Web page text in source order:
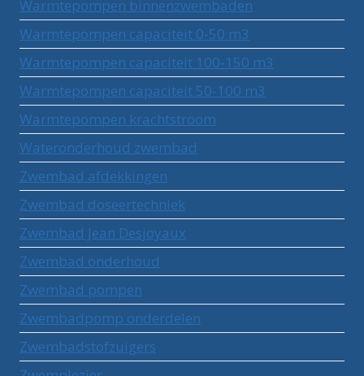
Warmtepompen binnenzwembaden
Warmtepompen capaciteit 0-50 m3
Warmtepompen capaciteit 100-150 m3
Warmtepompen capaciteit 50-100 m3
Warmtepompen krachtstroom
Wateronderhoud zwembad
Zwembad afdekkingen
Zwembad doseertechniek
Zwembad Jean Desjoyaux
Zwembad onderhoud
Zwembad pompen
Zwembadpomp onderdelen
Zwembadstofzuigers